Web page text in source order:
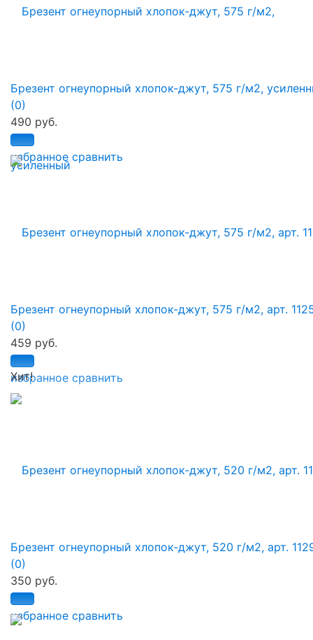
избранное сравнить
Брезент огнеупорный хлопок-джут, 575 г/м2,
(0)
490 руб.
избранное сравнить
Брезент огнеупорный хлопок-джут, 575 г/м2, арт.
(0)
459 руб.
Хит!
избранное сравнить
Брезент огнеупорный хлопок-джут, 520 г/м2, арт.
(0)
350 руб.